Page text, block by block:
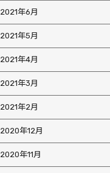
2021年6月
2021年5月
2021年4月
2021年3月
2021年2月
2020年12月
2020年11月